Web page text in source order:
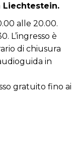
Liechtestein.
alle 20.00.
L’ingresso è
di chiusura
in
gratuito fino ai